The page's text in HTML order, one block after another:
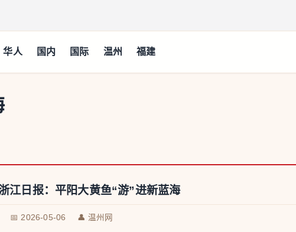
华人 国内 国际 温州 福建
江日报：平阳大黄鱼“游”进新蓝海
📅 2026-05-06 👤 温州网